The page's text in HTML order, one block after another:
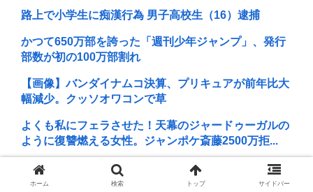
路上で小学生に痴漢行為 男子高校生（16）逮捕
かつて650万部を誇った「週刊少年ジャンプ」、発行
部数が初の100万部割れ
【画像】バンダイナムコ決算、プリキュアが前年比大
幅減少。クッソオワコンで草
よくも私にフェラさせた！天幕のジャードゥーガルの
ように復讐燃える女性。ジャンポケ斎藤2500万拒...
スーパーマンの俳優、ホテルを全裸で徘徊し屋上から
放尿
ホーム 検索 トップ サイドバー